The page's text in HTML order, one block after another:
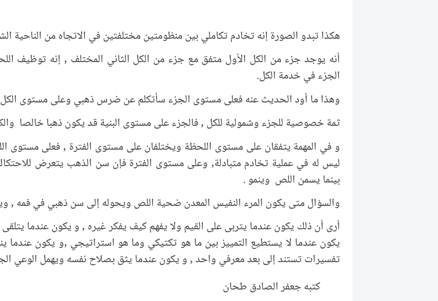
هكذا تبدو الصورة إنه تخادم تكاملي بين منظومتين مختلفتين في الاتجاه من الناحية
أنه يوجد جزء من الكل الأول متفق مع جزء من الكل الثاني المختلف , إنه توظيف
الجزء في خدمة الكل.
وهذا ما أود الحديث عنه فعلى مستوى الجزء سأتكلم عن ضرس ذهبي وعلى مستوى
ثمة خصوصية للجزء وشمولية للكل , فالجزء على مستوى البنية قد يكون ذهبا خالصا
و في المهمة يتفقان على مستوى اللحظة ويختلفان على مستوى الفترة , فعلى مستوى
ليس له في عملية تخادم متبادلة, وعلى مستوى الفترة فإن سن الذهب يتعرض
بينما يسمن اللص وينمو .
والسؤال متى يكون المرء النفيس المعدن ضحية اللص ويحوله إلى سن ذهبي في فمه ,
أرى أن ذلك يكون عندما يتربى على القيم ولا يفهم كيف يفكر غيره , و يكون عندما
يكون عندما لا يستطيع التمييز بين ما هو تكتيكي وما هو استراتيجي ,و يكون عندما
تفسيرات تستند إلى بعد معرفي واحد , و يكون عندما يثق بصلاح نفسه ويهمل الوعي
كتبه جعفر الصادق طحان